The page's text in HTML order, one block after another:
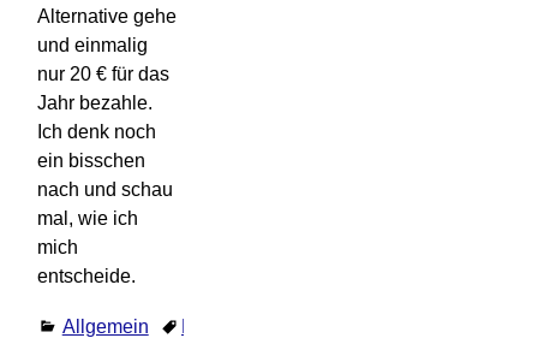
Alternative gehe
und einmalig
nur 20 € für das
Jahr bezahle.
Ich denk noch
ein bisschen
nach und schau
mal, wie ich
mich
entscheide.
Allgemein